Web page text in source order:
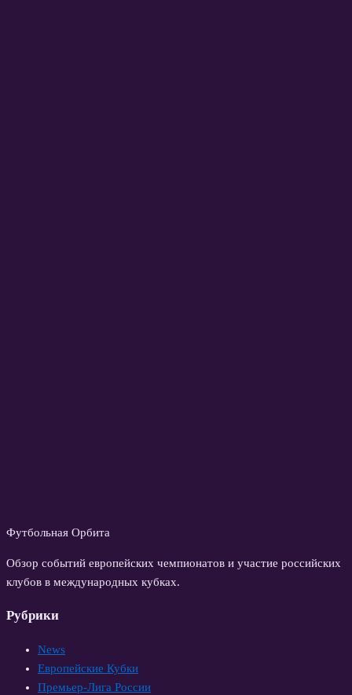
Футбольная Орбита
Обзор событий европейских чемпионатов и участие российских
клубов в международных кубках.
Рубрики
News
Европейские Кубки
Премьер-Лига России